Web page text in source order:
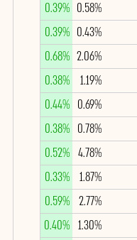
0.58%
0.39%
0.43%
0.39%
2.06%
0.68%
1.19%
0.38%
0.69%
0.44%
0.78%
0.38%
4.78%
0.52%
1.87%
0.33%
2.77%
0.59%
1.30%
0.40%